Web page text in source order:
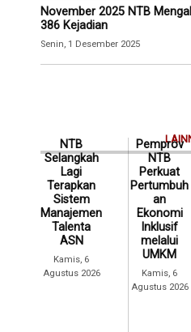
November 2025 NTB
386 Kejadian
Senin, 1 Desember 2025
NTB
Selangkah
Lagi
Terapkan
Sistem
Manajemen
Talenta
ASN
Kamis, 6
Agustus 2026
Pemprov
NTB
Perkuat
Pertumbuh
an
Ekonomi
Inklusif
melalui
UMKM
Kamis, 6
Agustus 2026